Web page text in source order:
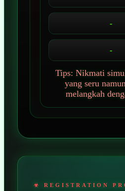
-
-
Tips: Nikmati
yang seru
melangkah